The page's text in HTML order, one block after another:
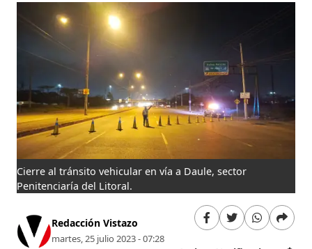
Cierre al tránsito vehicular en vía a Daule, sector
Penitenciaría del Litoral.
Redacción Vistazo
martes, 25 julio 2023 - 07:28